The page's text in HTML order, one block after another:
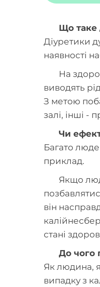
Що таке
Діуретики
наявності
На
виводять
З метою
залі, інші -
Чи
Багато
приклад.
Якщо
він
стані
До чого
Як людина,
випадку з